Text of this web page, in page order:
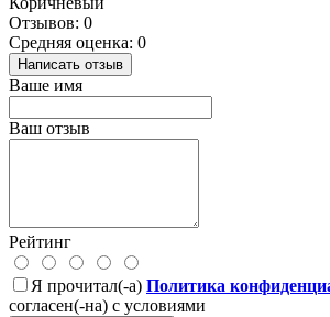
Отзывов: 0
Средняя оценка: 0
Написать отзыв
Ваше имя
Ваш отзыв
Рейтинг
Я прочитал(-а) Политика
согласен(-на) с условиями